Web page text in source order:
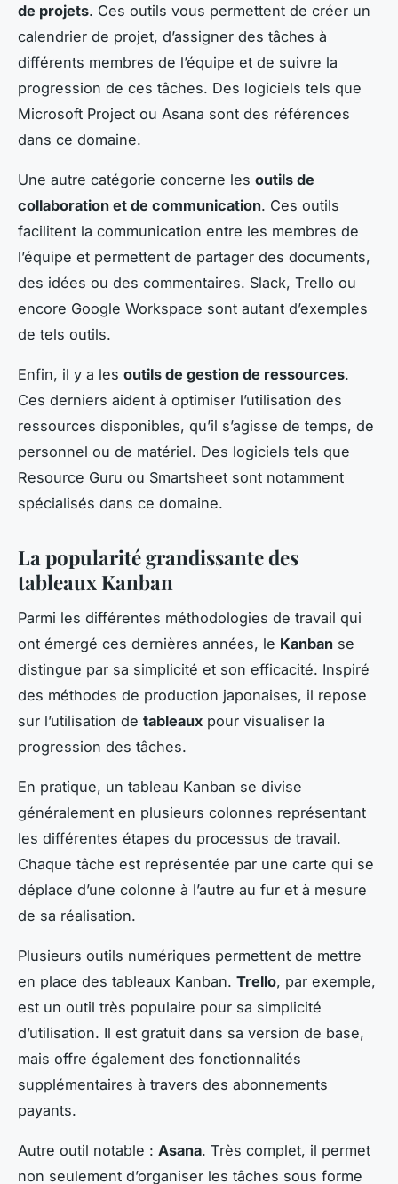
de projets. Ces outils vous permettent de créer un
calendrier de projet, d’assigner des tâches à
différents membres de l’équipe et de suivre la
progression de ces tâches. Des logiciels tels que
Microsoft Project ou Asana sont des références
dans ce domaine.
Une autre catégorie concerne les outils de
collaboration et de communication. Ces outils
facilitent la communication entre les membres de
l’équipe et permettent de partager des documents,
des idées ou des commentaires. Slack, Trello ou
encore Google Workspace sont autant d’exemples
de tels outils.
Enfin, il y a les outils de gestion de ressources.
Ces derniers aident à optimiser l’utilisation des
ressources disponibles, qu’il s’agisse de temps, de
personnel ou de matériel. Des logiciels tels que
Resource Guru ou Smartsheet sont notamment
spécialisés dans ce domaine.
La popularité grandissante des
tableaux Kanban
Parmi les différentes méthodologies de travail qui
ont émergé ces dernières années, le Kanban se
distingue par sa simplicité et son efficacité. Inspiré
des méthodes de production japonaises, il repose
sur l’utilisation de tableaux pour visualiser la
progression des tâches.
En pratique, un tableau Kanban se divise
généralement en plusieurs colonnes représentant
les différentes étapes du processus de travail.
Chaque tâche est représentée par une carte qui se
déplace d’une colonne à l’autre au fur et à mesure
de sa réalisation.
Plusieurs outils numériques permettent de mettre
en place des tableaux Kanban. Trello, par exemple,
est un outil très populaire pour sa simplicité
d’utilisation. Il est gratuit dans sa version de base,
mais offre également des fonctionnalités
supplémentaires à travers des abonnements
payants.
Autre outil notable : Asana. Très complet, il permet
non seulement d’organiser les tâches sous forme